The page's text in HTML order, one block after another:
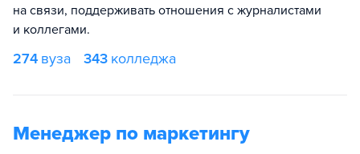
на связи, поддерживать отношения с журналистами
и коллегами.
274 вуза 343 колледжа
Менеджер по маркетингу